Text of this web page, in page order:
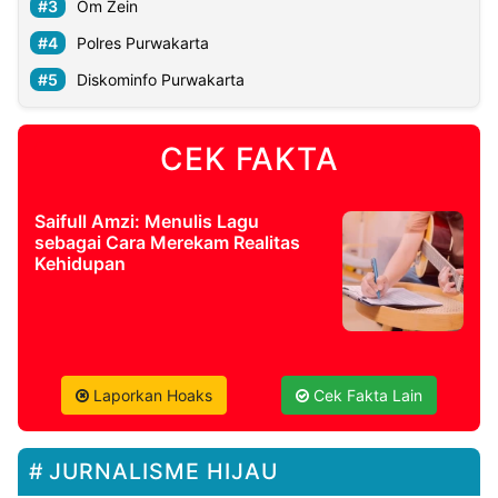
Om Zein
Polres Purwakarta
Diskominfo Purwakarta
CEK FAKTA
Saifull Amzi: Menulis Lagu
sebagai Cara Merekam Realitas
Kehidupan
Laporkan Hoaks Cek Fakta Lain
JURNALISME HIJAU